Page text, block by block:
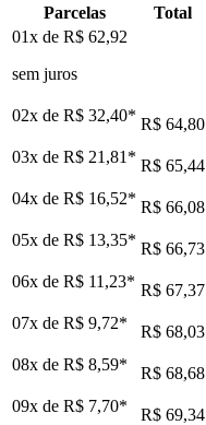
Parcelas
Total
01x de R$ 62,92
sem juros
02x de R$ 32,40* R$ 64,80
03x de R$ 21,81 * R$ 65,44
04x de R$ 16,52* R$ 66,08
05x de R$ 13,35* R$ 66,73
06x de R$ 11,23* R$ 67,37
07x de R$ 9,72*
R$ 68,03
08x de R$ 8,59*
R$ 68,68
09x de R$ 7,70*
R$ 69,34